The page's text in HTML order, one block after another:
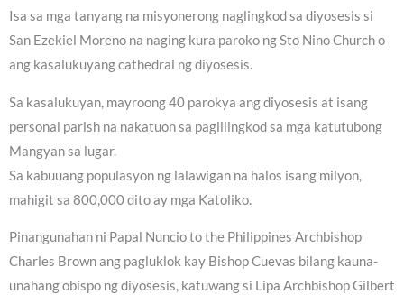
Isa sa mga tanyang na misyonerong naglingkod sa diyosesis si
San Ezekiel Moreno na naging kura paroko ng Sto Nino Church o
ang kasalukuyang cathedral ng diyosesis.
Sa kasalukuyan, mayroong 40 parokya ang diyosesis at isang
personal parish na nakatuon sa paglilingkod sa mga katutubong
Mangyan sa lugar.
Sa kabuuang populasyon ng lalawigan na halos isang milyon,
mahigit sa 800,000 dito ay mga Katoliko.
Pinangunahan ni Papal Nuncio to the Philippines Archbishop
Charles Brown ang pagluklok kay Bishop Cuevas bilang kauna-
unahang obispo ng diyosesis, katuwang si Lipa Archbishop Gilbert